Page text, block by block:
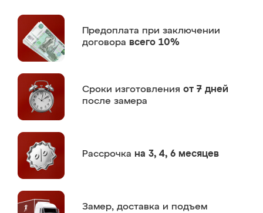
Предоплата при заключении
договора всего 10%
Сроки изготовления от 7 дней
после замера
Рассрочка на 3, 4, 6 месяцев
Замер, доставка и подъем